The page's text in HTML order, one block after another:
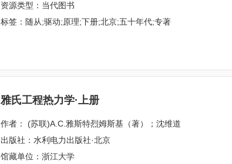
资源类型：当代图书
标签：随从;驱动;原理;下册;北京;五十年代;专著
雅氏工程热力学·上册
作者： (苏联)А.С.雅斯特烈姆斯基（著）；沈维道
出版社：水利电力出版社·北京
馆藏单位：浙江大学